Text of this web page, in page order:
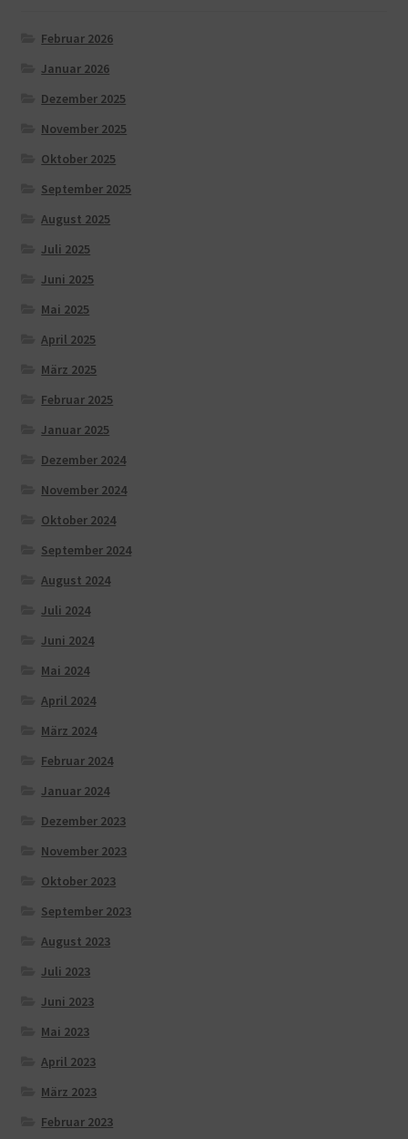
Februar 2026
Januar 2026
Dezember 2025
November 2025
Oktober 2025
September 2025
August 2025
Juli 2025
Juni 2025
Mai 2025
April 2025
März 2025
Februar 2025
Januar 2025
Dezember 2024
November 2024
Oktober 2024
September 2024
August 2024
Juli 2024
Juni 2024
Mai 2024
April 2024
März 2024
Februar 2024
Januar 2024
Dezember 2023
November 2023
Oktober 2023
September 2023
August 2023
Juli 2023
Juni 2023
Mai 2023
April 2023
März 2023
Februar 2023